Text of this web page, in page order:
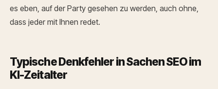
es eben, auf der Party gesehen zu werden, auch ohne,
dass jeder mit Ihnen redet.
Typische Denkfehler in Sachen SEO im
KI-Zeitalter